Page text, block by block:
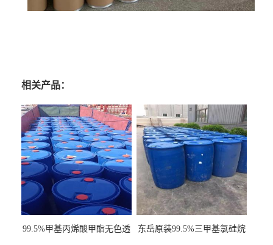
相关产品：
99.5%甲基丙烯酸甲酯无色透
东岳原装99.5%三甲基氯硅烷